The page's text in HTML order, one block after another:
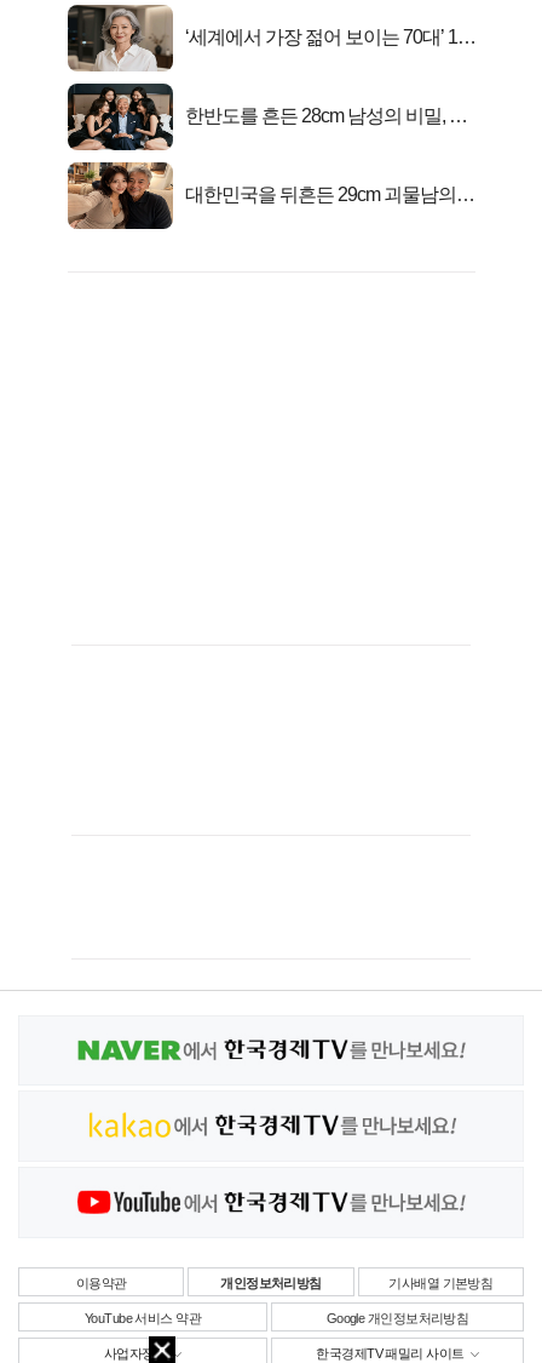
‘세계에서 가장 젊어 보이는 70대’ 1위
한반도를 흔든 28cm 남성의 비밀, 매
대한민국을 뒤흔든 29cm 괴물남의
이용약관 개인정보처리방침 기사배열 기본방침
YouTube 서비스 약관 Google 개인정보처리방침
사업자정보 한국경제TV 패밀리 사이트